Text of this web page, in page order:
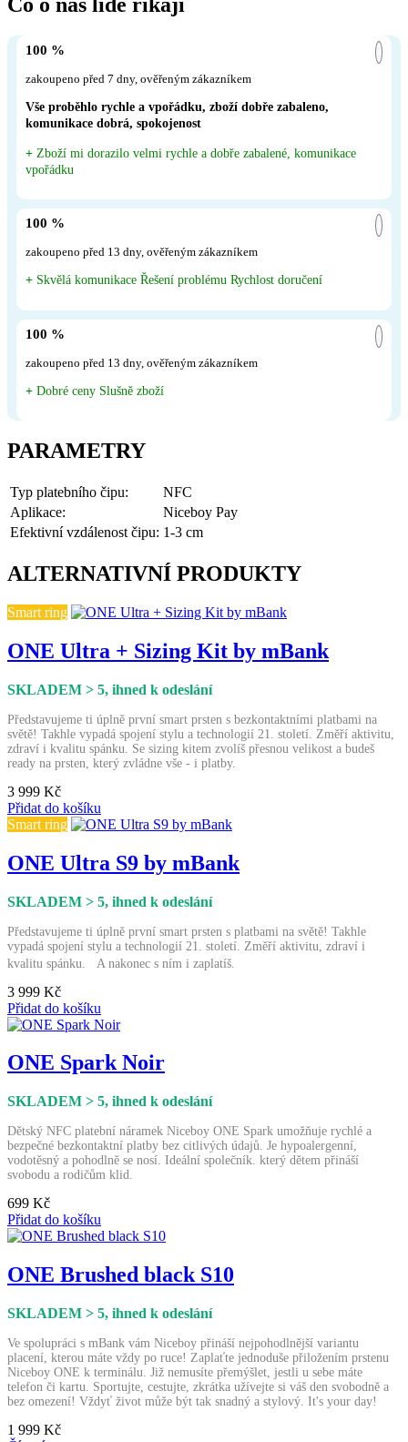
Co o nás lidé říkají
100 %
zakoupeno před 7 dny, ověřeným zákazníkem
Vše proběhlo rychle a vpořádku, zboží dobře zabaleno,
komunikace dobrá, spokojenost
+ Zboží mi dorazilo velmi rychle a dobře zabalené, komunikace
vpořádku
100 %
zakoupeno před 13 dny, ověřeným zákazníkem
+ Skvělá komunikace Řešení problému Rychlost doručení
100 %
zakoupeno před 13 dny, ověřeným zákazníkem
+ Dobré ceny Slušně zboží
PARAMETRY
Typ platebního čipu:
NFC
Aplikace:
Niceboy Pay
Efektivní vzdálenost čipu: 1-3 cm
ALTERNATIVNÍ PRODUKTY
Smart ring
ONE Ultra + Sizing Kit by mBank
SKLADEM > 5, ihned k odeslání
Představujeme ti úplně první smart prsten s bezkontaktními platbami na
světě! Takhle vypadá spojení stylu a technologií 21. století. Změří aktivitu,
zdraví i kvalitu spánku. Se sizing kitem zvolíš přesnou velikost a budeš
ready na prsten, který zvládne vše - i platby.
3 999 Kč
Přidat do košíku
Smart ring
ONE Ultra S9 by mBank
SKLADEM > 5, ihned k odeslání
Představujeme ti úplně první smart prsten s platbami na světě! Takhle
vypadá spojení stylu a technologií 21. století. Změří aktivitu, zdraví i
kvalitu spánku. A nakonec s ním i zaplatíš.
3 999 Kč
Přidat do košíku
ONE Spark Noir
SKLADEM > 5, ihned k odeslání
Dětský NFC platební náramek Niceboy ONE Spark umožňuje rychlé a
bezpečné bezkontaktní platby bez citlivých údajů. Je hypoalergenní,
vodotěsný a pohodlně se nosí. Ideální společník. který dětem přináší
svobodu a rodičům klid.
699 Kč
Přidat do košíku
ONE Brushed black S10
SKLADEM > 5, ihned k odeslání
Ve spolupráci s mBank vám Niceboy přináší nejpohodlnější variantu
placení, kterou máte vždy po ruce! Zaplaťte jednoduše přiložením prstenu
Niceboy ONE k terminálu. Již nemusíte přemýšlet, jestli u sebe máte
telefon či kartu. Sportujte, cestujte, zkrátka užívejte si váš den svobodně a
bez omezení! Vždyť život může být tak snadný a stylový. It's your day!
1 999 Kč